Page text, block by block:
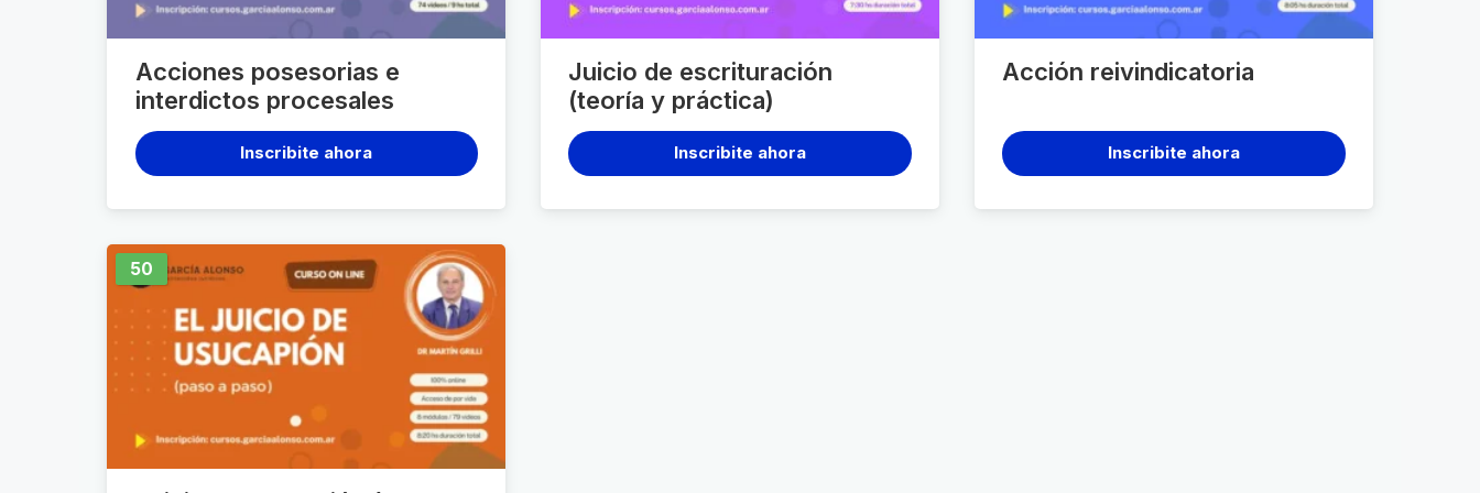
Acciones posesorias e
interdictos procesales
Inscribite ahora
Juicio de escrituración
(teoría y práctica)
Inscribite ahora
Acción reivindicatoria
Inscribite ahora
50